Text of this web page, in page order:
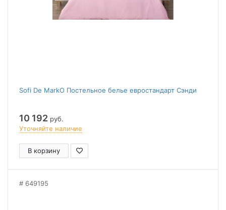
Sofi De MarkO Постельное белье евростандарт Сэнди
10 192 руб.
Уточняйте наличие
В корзину
649195